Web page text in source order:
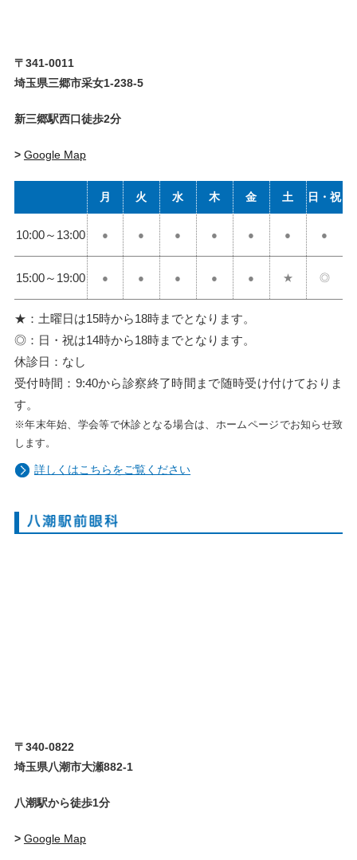
〒341-0011
埼玉県三郷市采女1-238-5
新三郷駅西口徒歩2分
> Google Map
月 火 水 木 金 土 日・祝
10:00～ 13:00 ● ● ● ● ● ● ●
15:00～ 19:00 ● ● ● ● ● ★ ◎
★：土曜日は15時から18時までとなります。
◎：日・祝は14時から18時までとなります。
休診日：なし
受付時間：9:40から診察終了時間まで随時受け付けておりま
す。
※年末年始、学会等で休診となる場合は、ホームページでお知らせ致
します。
詳しくはこちらをご覧ください
〒340-0822
埼玉県八潮市大瀬882-1
八潮駅から徒歩1分
> Google Map